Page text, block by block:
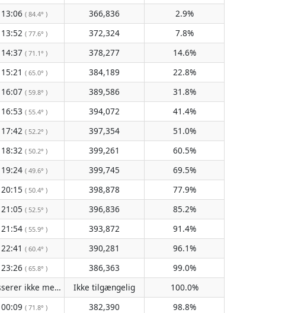
13:06 ( 84.4° ) 366,836
2.9%
13:52 ( 77.6° ) 372,324
7.8%
14:37 ( 71.1° ) 378,277
14.6%
15:21 ( 65.0° ) 384,189
22.8%
16:07 ( 59.8° ) 389,586
31.8%
16:53 ( 55.4° ) 394,072
41.4%
17:42 ( 52.2° ) 397,354
51.0%
18:32 ( 50.2° ) 399,261
60.5%
19:24 ( 49.6° ) 399,745
69.5%
20:15 ( 50.4° ) 398,878
77.9%
21:05 ( 52.5° ) 396,836
85.2%
21:54 ( 55.9° ) 393,872
91.4%
22:41 ( 60.4° ) 390,281
96.1%
23:26 ( 65.8° ) 386,363
99.0%
Passerer ikke meridianen ( Ikke tilgængelig )
Ikke tilgængelig
100.0%
00:09 ( 71.8° ) 382,390
98.8%